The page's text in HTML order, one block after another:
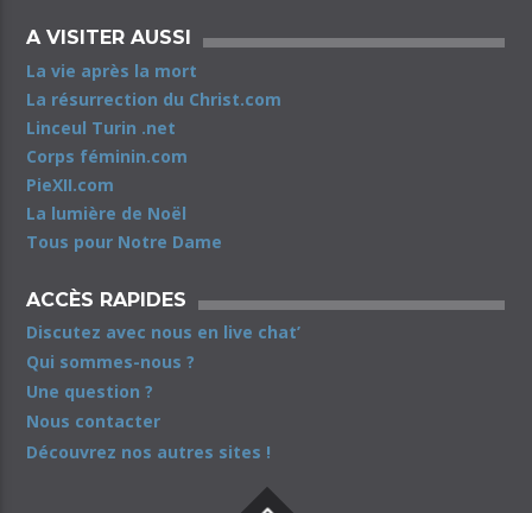
A VISITER AUSSI
La vie après la mort
La résurrection du Christ.com
Linceul Turin .net
Corps féminin.com
PieXII.com
La lumière de Noël
Tous pour Notre Dame
ACCÈS RAPIDES
Discutez avec nous en live chat’
Qui sommes-nous ?
Une question ?
Nous contacter
Découvrez nos autres sites !